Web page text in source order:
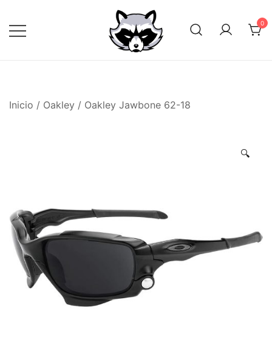
contenido
0
Inicio / Oakley / Oakley Jawbone 62-18
🔍